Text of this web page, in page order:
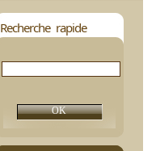
Recherche rapide